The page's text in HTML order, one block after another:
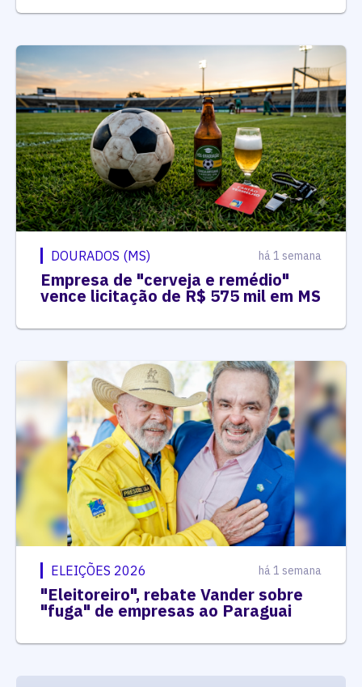
DOURADOS (MS) há 1 semana
Empresa de "cerveja e remédio"
vence licitação de R$ 575 mil em MS
ELEIÇÕES 2026 há 1 semana
"Eleitoreiro", rebate Vander sobre
"fuga" de empresas ao Paraguai